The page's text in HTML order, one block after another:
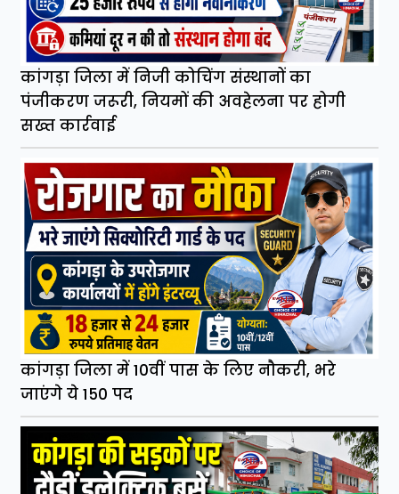
कांगड़ा जिला में निजी कोचिंग संस्थानों का
पंजीकरण जरूरी, नियमों की अवहेलना पर होगी
सख्त कार्रवाई
कांगड़ा जिला में 10वीं पास के लिए नौकरी, भरे
जाएंगे ये 150 पद